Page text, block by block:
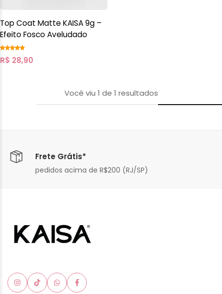
Top Coat Matte KAISA 9g –
Efeito Fosco Aveludado
R$ 28,90
Você viu 1 de 1 resultados
Frete Grátis*
pedidos acima de R$200 (RJ/SP)